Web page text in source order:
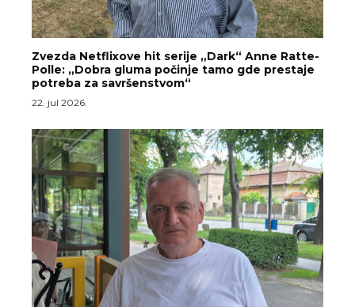
Zvezda Netflixove hit serije „Dark“ Anne Ratte-
Polle: „Dobra gluma počinje tamo gde prestaje
potreba za savršenstvom“
22. jul 2026.